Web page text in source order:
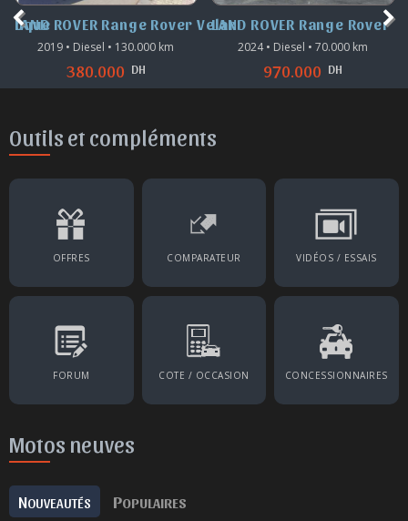
Velar
LAND ROVER Range Rover Sport
2024 • Diesel • 70.000 km
970.000
LAND ROVER
2020 • Diesel • 200.700 km
280.000
Outils et compléments
OFFRES COMPARATEUR VIDÉOS / ESSAIS
FORUM COTE / OCCASION CONCESSIONNAIRES
Motos neuves
NOUVEAUTÉS POPULAIRES